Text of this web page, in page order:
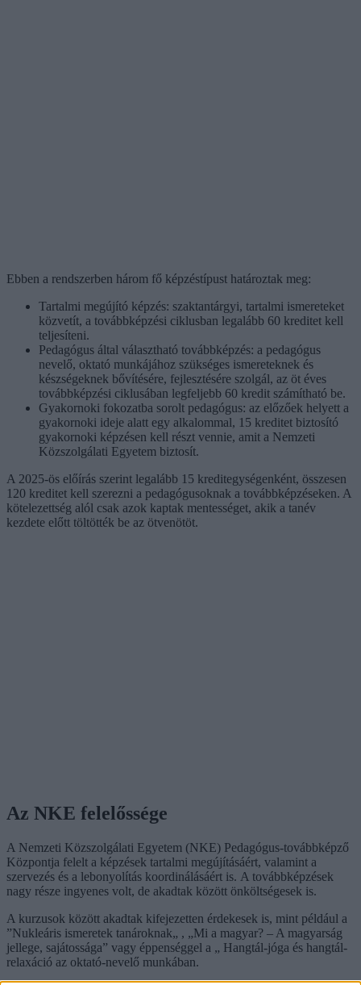
Ebben a rendszerben három fő képzéstípust határoztak meg:
Tartalmi megújító képzés: szaktantárgyi, tartalmi ismereteket
közvetít, a továbbképzési ciklusban legalább 60 kreditet kell
teljesíteni.
Pedagógus által választható továbbképzés: a pedagógus
nevelő, oktató munkájához szükséges ismereteknek és
készségeknek bővítésére, fejlesztésére szolgál, az öt éves
továbbképzési ciklusában legfeljebb 60 kredit számítható be.
Gyakornoki fokozatba sorolt pedagógus: az előzőek helyett a
gyakornoki ideje alatt egy alkalommal, 15 kreditet biztosító
gyakornoki képzésen kell részt vennie, amit a Nemzeti
Közszolgálati Egyetem biztosít.
A 2025-ös előírás szerint legalább 15 kreditegységenként, összesen
120 kreditet kell szerezni a pedagógusoknak a továbbképzéseken. A
kötelezettség alól csak azok kaptak mentességet, akik a tanév
kezdete előtt töltötték be az ötvenötöt.
Az NKE felelőssége
A Nemzeti Közszolgálati Egyetem (NKE) Pedagógus-továbbképző
Központja felelt a képzések tartalmi megújításáért, valamint a
szervezés és a lebonyolítás koordinálásáért is. A továbbképzések
nagy része ingyenes volt, de akadtak között önköltségesek is.
A kurzusok között akadtak kifejezetten érdekesek is, mint például a
”Nukleáris ismeretek tanároknak„ , „Mi a magyar? – A magyarság
jellege, sajátossága” vagy éppenséggel a „ Hangtál-jóga és hangtál-
relaxáció az oktató-nevelő munkában.